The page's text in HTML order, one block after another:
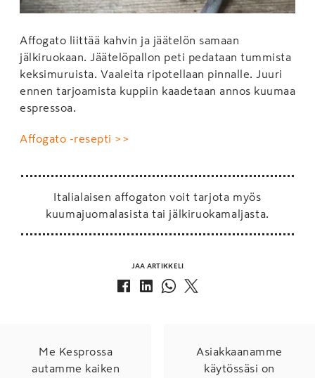
Affogato liittää kahvin ja jäätelön samaan
jälkiruokaan. Jäätelöpallon peti pedataan tummista
keksimuruista. Vaaleita ripotellaan pinnalle. Juuri
ennen tarjoamista kuppiin kaadetaan annos kuumaa
espressoa.
Affogato -resepti >>
Italialaisen affogaton voit tarjota myös
kuumajuomalasista tai jälkiruokamaljasta.
JAA ARTIKKELI
Me Kesprossa
autamme kaiken
Asiakkaanamme
käytössäsi on